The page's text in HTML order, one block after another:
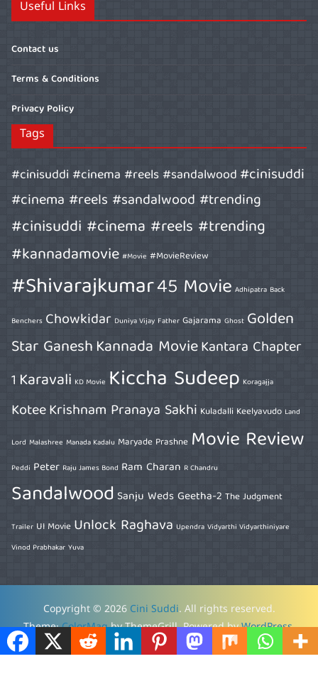
Useful Links
Contact us
Terms & Conditions
Privacy Policy
Tags
#cinisuddi #cinema #reels #sandalwood#cinisuddi
#cinema #reels #sandalwood #trending
#cinisuddi #cinema #reels #trending
#kannadamovie #Movie #MovieReview
#Shivarajkumar45 Movie Adhipatra Back
Benchers Chowkidar Duniya Vijay Father Gajarama Ghost Golden
Star GaneshKannada MovieKantara Chapter
1 Karavali KD Movie Kiccha Sudeep Koragajja
KoteeKrishnam Pranaya Sakhi Kuladalli Keelyavudo Land
Lord Malashree Manada Kadalu Maryade Prashne Movie Review
Peddi Peter Raju James Bond Ram Charan R Chandru
Sandalwood Sanju Weds Geetha-2 The Judgment
Trailer UI Movie Unlock Raghava Upendra Vidyarthi Vidyarthiniyare
Vinod Prabhakar Yuva
Copyright © 2026 Cini Suddi. All rights reserved.
Theme:ColorMagby ThemeGrill. Powered byWordPress.